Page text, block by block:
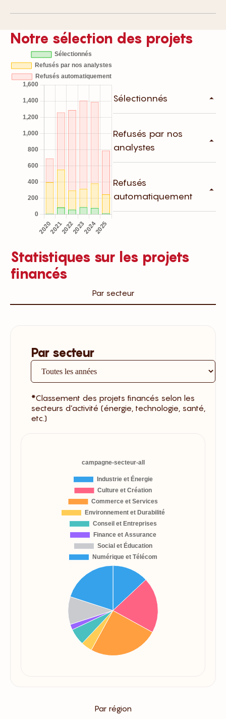
Notre sélection des projets
Sélectionnés
Refusés par nos
analystes
Refusés
automatiquement
Statistiques sur les projets
financés
Par secteur
Par région
Par secteur
*Classement des projets financés selon les
secteurs d’activité (énergie, technologie, santé,
etc.)